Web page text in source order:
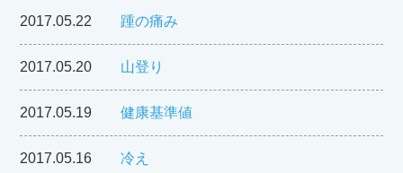
2017.05.22 踵の痛み
2017.05.20 山登り
2017.05.19 健康基準値
2017.05.16 冷え